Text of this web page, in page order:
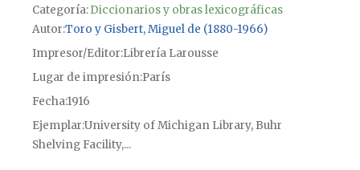
Categoría:Diccionarios y obras lexicográficas
Autor Toro y Gisbert, Miguel de (1880-1966)
Impresor/Editor Librería Larousse
Lugar de impresiónParís
Fecha1916
Ejemplar University of Michigan Library, Buhr
Shelving Facility,...